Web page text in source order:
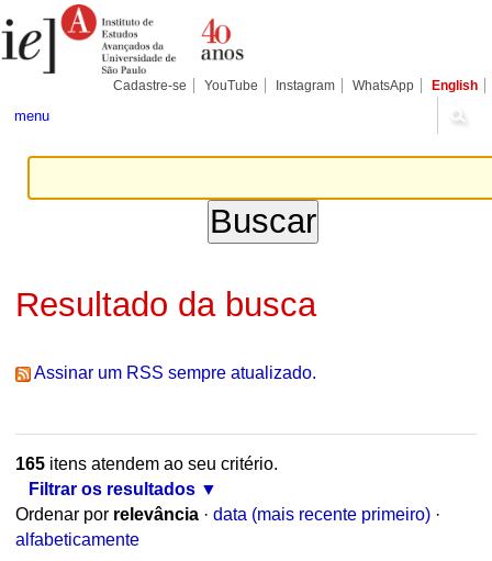
para
conteúdo.
Pessoais
Cadastre-se YouTube Instagram WhatsApp English
menu
Resultado da busca
Assinar um RSS sempre atualizado.
165itens atendem ao seu critério.
Filtrar os resultados
Ordenar por relevância · data (mais recente primeiro) ·
alfabeticamente